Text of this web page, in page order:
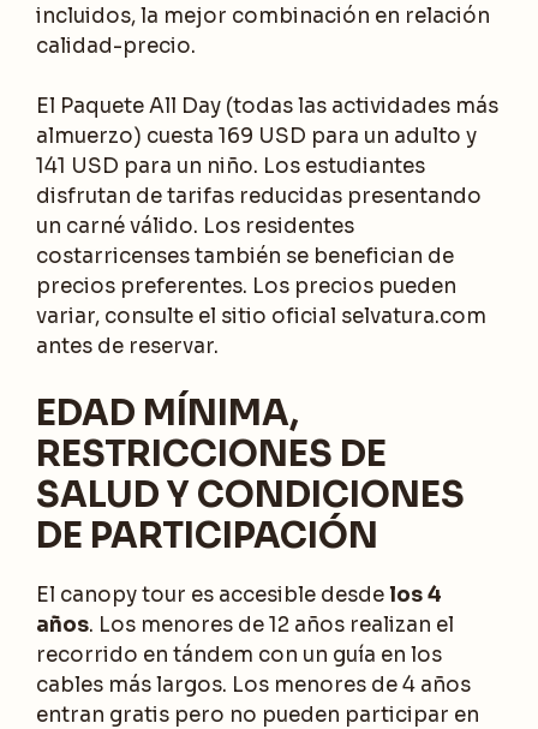
incluidos, la mejor combinación en relación
calidad-precio.
El Paquete All Day (todas las actividades más
almuerzo) cuesta 169 USD para un adulto y
141 USD para un niño. Los estudiantes
disfrutan de tarifas reducidas presentando
un carné válido. Los residentes
costarricenses también se benefician de
precios preferentes. Los precios pueden
variar, consulte el sitio oficial selvatura.com
antes de reservar.
EDAD MÍNIMA,
RESTRICCIONES DE
SALUD Y CONDICIONES
DE PARTICIPACIÓN
El canopy tour es accesible desdelos 4
años. Los menores de 12 años realizan el
recorrido en tándem con un guía en los
cables más largos. Los menores de 4 años
entran gratis pero no pueden participar en